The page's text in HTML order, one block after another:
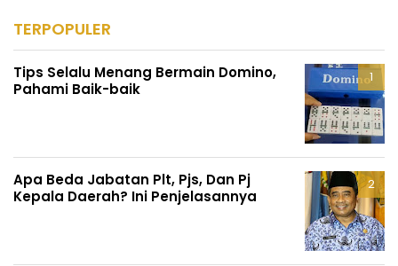
TERPOPULER
Tips Selalu Menang Bermain Domino,
Pahami Baik-baik
Apa Beda Jabatan Plt, Pjs, Dan Pj
Kepala Daerah? Ini Penjelasannya